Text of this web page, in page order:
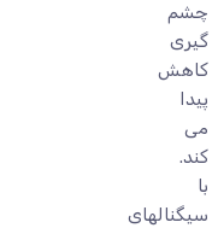
چشم
گیری
کاهش
پیدا
می
کند.
با
سیگنالهای